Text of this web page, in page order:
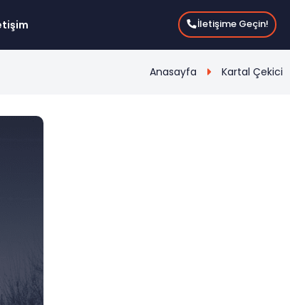
İletişime Geçin!
Anasayfa Kartal Çekici